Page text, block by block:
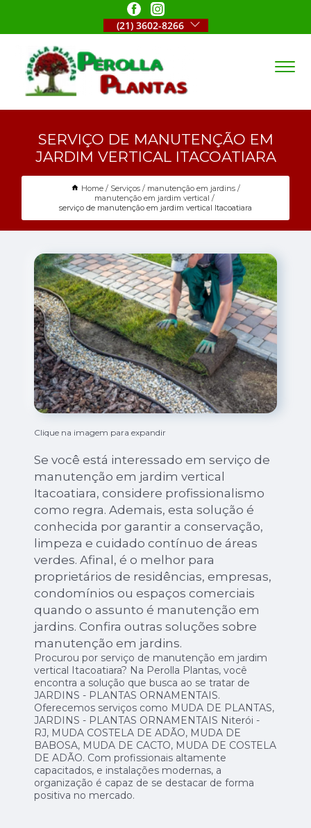
(21) 3602-8266
SERVIÇO DE MANUTENÇÃO EM
JARDIM VERTICAL ITACOATIARA
Home Serviços
manutenção em jardins
manutenção em jardim vertical
serviço de manutenção em jardim vertical Itacoatiara
Clique na imagem para expandir
Se você está interessado em serviço de
manutenção em jardim vertical
Itacoatiara, considere profissionalismo
como regra. Ademais, esta solução é
conhecida por garantir a conservação,
limpeza e cuidado contínuo de áreas
verdes. Afinal, é o melhor para
proprietários de residências, empresas,
condomínios ou espaços comerciais
quando o assunto é manutenção em
jardins. Confira outras soluções sobre
manutenção em jardins.
Procurou por serviço de manutenção em jardim
vertical Itacoatiara? Na Perolla Plantas, você
encontra a solução que busca ao se tratar de
JARDINS - PLANTAS ORNAMENTAIS.
Oferecemos serviços como MUDA DE PLANTAS,
JARDINS - PLANTAS ORNAMENTAIS Niterói -
RJ, MUDA COSTELA DE ADÃO, MUDA DE
BABOSA, MUDA DE CACTO, MUDA DE COSTELA
DE ADÃO. Com profissionais altamente
capacitados, e instalações modernas, a
organização é capaz de se destacar de forma
positiva no mercado.